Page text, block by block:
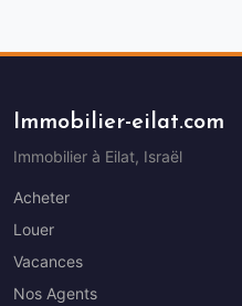
Immobilier-eilat.com
Immobilier à Eilat, Israël
Acheter
Louer
Vacances
Nos Agents